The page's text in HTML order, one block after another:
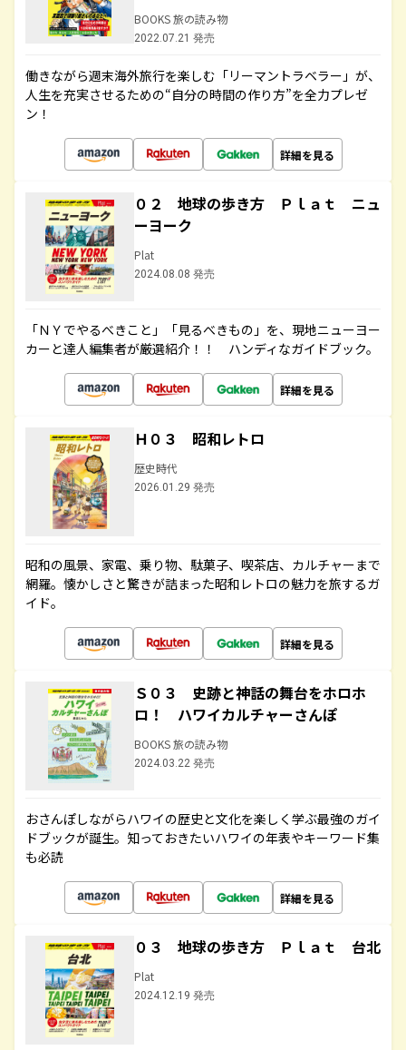
BOOKS 旅の読み物
2022.07.21 発売
働きながら週末海外旅行を楽しむ「リーマントラベラー」が、
人生を充実させるための“自分の時間の作り方”を全力プレゼ
ン！
詳細を見る
０２ 地球の歩き方 Ｐｌａｔ ニュ
ーヨーク
Plat
2024.08.08 発売
「ＮＹでやるべきこと」「見るべきもの」を、現地ニューヨー
カーと達人編集者が厳選紹介！！ ハンディなガイドブック。
詳細を見る
Ｈ０３ 昭和レトロ
歴史時代
2026.01.29 発売
昭和の風景、家電、乗り物、駄菓子、喫茶店、カルチャーまで
網羅。懐かしさと驚きが詰まった昭和レトロの魅力を旅するガ
イド。
詳細を見る
Ｓ０３ 史跡と神話の舞台をホロホ
ロ！ ハワイカルチャーさんぽ
BOOKS 旅の読み物
2024.03.22 発売
おさんぽしながらハワイの歴史と文化を楽しく学ぶ最強のガイ
ドブックが誕生。知っておきたいハワイの年表やキーワード集
も必読
詳細を見る
０３ 地球の歩き方 Ｐｌａｔ 台北
Plat
2024.12.19 発売